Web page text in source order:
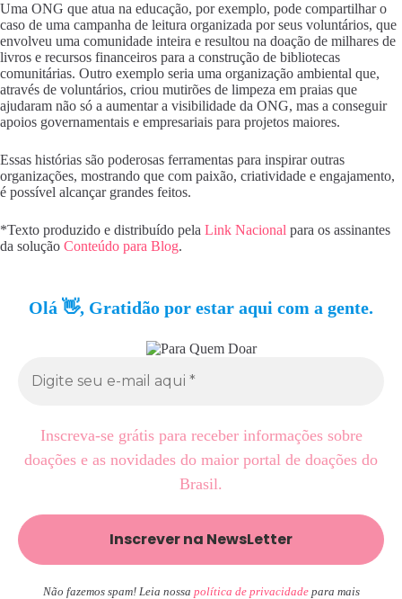
Uma ONG que atua na educação, por exemplo, pode compartilhar o
caso de uma campanha de leitura organizada por seus voluntários, que
envolveu uma comunidade inteira e resultou na doação de milhares de
livros e recursos financeiros para a construção de bibliotecas
comunitárias. Outro exemplo seria uma organização ambiental que,
através de voluntários, criou mutirões de limpeza em praias que
ajudaram não só a aumentar a visibilidade da ONG, mas a conseguir
apoios governamentais e empresariais para projetos maiores.
Essas histórias são poderosas ferramentas para inspirar outras
organizações, mostrando que com paixão, criatividade e engajamento,
é possível alcançar grandes feitos.
*Texto produzido e distribuído pela Link Nacional para os assinantes
da solução Conteúdo para Blog.
Olá 👋, Gratidão por estar aqui com a gente.
Inscreva-se grátis para receber informações sobre
doações e as novidades do maior portal de doações do
Brasil.
Não fazemos spam! Leia nossa política de privacidadepara mais